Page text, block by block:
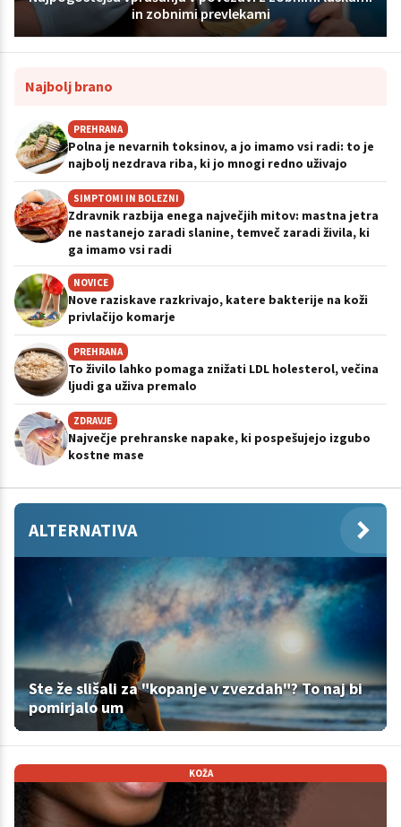
in zobnimi prevlekami
Najbolj brano
PREHRANA
Polna je nevarnih toksinov, a jo imamo vsi radi: to je
najbolj nezdrava riba, ki jo mnogi redno uživajo
SIMPTOMI IN BOLEZNI
Zdravnik razbija enega največjih mitov: mastna jetra
ne nastanejo zaradi slanine, temveč zaradi živila, ki
ga imamo vsi radi
NOVICE
Nove raziskave razkrivajo, katere bakterije na koži
privlačijo komarje
PREHRANA
To živilo lahko pomaga znižati LDL holesterol, večina
ljudi ga uživa premalo
ZDRAVJE
Največje prehranske napake, ki pospešujejo izgubo
kostne mase
ALTERNATIVA
Ste že slišali za "kopanje v zvezdah"? To naj bi
pomirjalo um
KOŽA